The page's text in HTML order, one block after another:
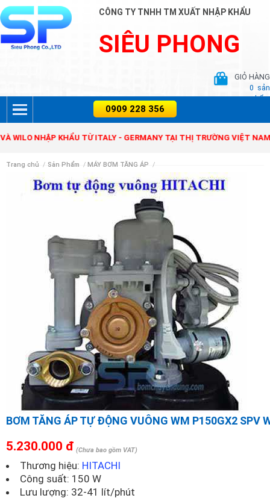
CÔNG TY TNHH TM XUẤT NHẬP KHẨU
SIÊU PHONG
GIỎ HÀNG
0 sản
phẩm
VÀ WILO NHẬP KHẨU TỪ ITALY - GERMANY TẠI THỊ TRƯỜNG
Trang chủ / Sản Phẩm / MÁY BƠM TĂNG ÁP /
BƠM TĂNG ÁP TỰ ĐỘNG VUÔNG WM P150GX2 SPV
5.230.000 đ (Chưa bao gồm VAT)
Thương hiệu: HITACHI
Công suất: 150 W
Lưu lượng: 32-41 lít/phút